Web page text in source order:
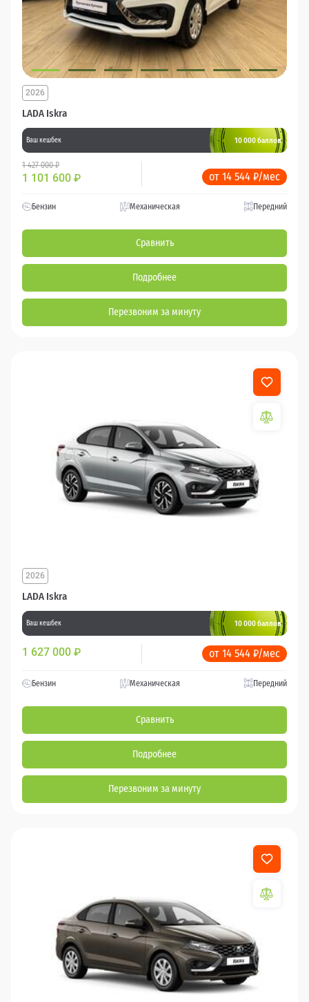
LADA Iskra
2026
Ваш кешбек 10 000 баллов
1 427 000 ₽
1 101 600 ₽ от 14 544 ₽/мес
Бензин Механическая Передний
Сравнить
Подробнее
Перезвоним за минуту
LADA Iskra
2026
Ваш кешбек 10 000 баллов
1 627 000 ₽ от 14 544 ₽/мес
Бензин Механическая Передний
Сравнить
Подробнее
Перезвоним за минуту